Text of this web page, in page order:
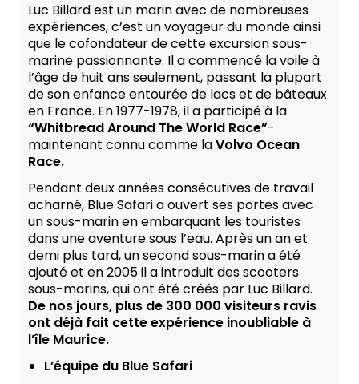
Luc Billard est un marin avec de nombreuses
expériences, c’est un voyageur du monde ainsi
que le cofondateur de cette excursion sous-
marine passionnante. Il a commencé la voile à
l’âge de huit ans seulement, passant la plupart
de son enfance entourée de lacs et de bâteaux
en France. En 1977-1978, il a participé à la
“Whitbread Around The World Race”-
maintenant connu comme laVolvo Ocean
Race.
Pendant deux années consécutives de travail
acharné, Blue Safari a ouvert ses portes avec
un sous-marin en embarquant les touristes
dans une aventure sous l’eau. Après un an et
demi plus tard, un second sous-marin a été
ajouté et en 2005 il a introduit des scooters
sous-marins, qui ont été créés par Luc Billard.
De nos jours, plus de 300 000 visiteurs ravis
ont déjà fait cette expérience inoubliable à
l’île Maurice.
L’équipe du Blue Safari